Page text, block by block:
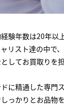
験年数は20年以
リスト達の中で
してお買取りを
に精通した専門
っかりとお品物